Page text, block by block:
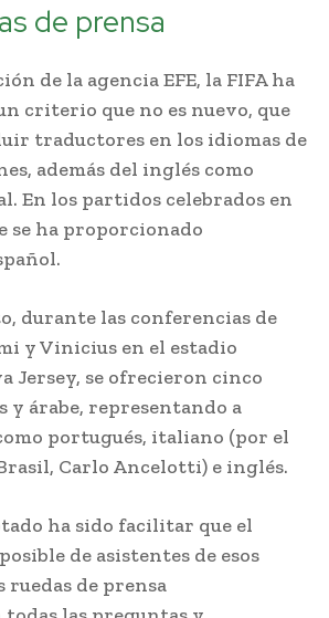
de prensa
de la agencia EFE, la FIFA ha
criterio que no es nuevo, que
traductores en los idiomas de
además del inglés como
En los partidos celebrados en
se ha proporcionado
durante las conferencias de
y Vinicius en el estadio
Jersey, se ofrecieron cinco
y árabe, representando a
portugués, italiano (por el
Carlo Ancelotti) e inglés.
ha sido facilitar que el
de asistentes de esos
ruedas de prensa